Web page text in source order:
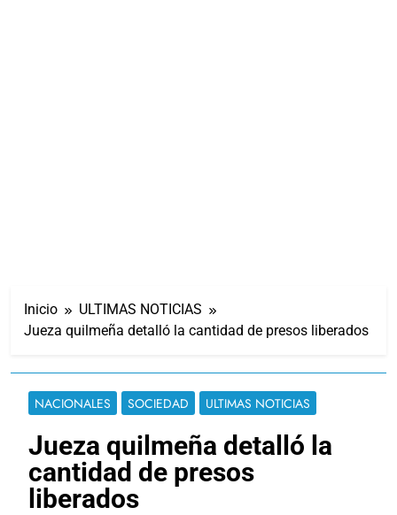
Inicio
ULTIMAS NOTICIAS
Jueza quilmeña detalló la cantidad de presos liberados
NACIONALES SOCIEDAD ULTIMAS NOTICIAS
Jueza quilmeña detalló la
cantidad de presos
liberados